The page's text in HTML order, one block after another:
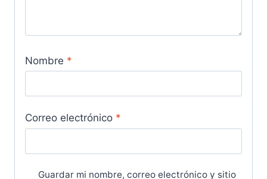
Nombre *
Correo electrónico *
Guardar mi nombre, correo electrónico y sitio